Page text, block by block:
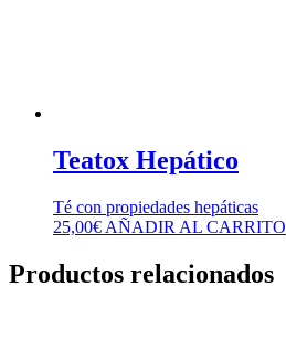
Teatox Hepático
Té con propiedades hepáticas
25,00€ AÑADIR AL CARRITO
Productos relacionados